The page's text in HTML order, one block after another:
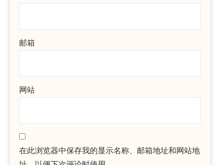
邮箱
网站
在此浏览器中保存我的显示名称、邮箱地址和网站地